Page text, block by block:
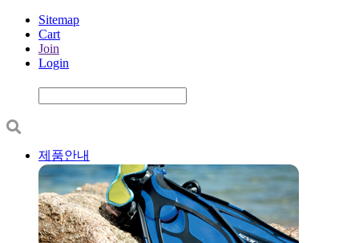
Sitemap
Cart
Join
Login
제품안내